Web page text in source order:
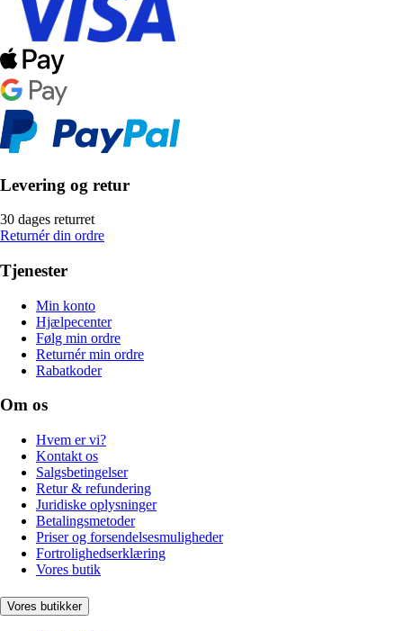
Levering og retur
30 dages returret
Returnér din ordre
Tjenester
Min konto
Hjælpecenter
Følg min ordre
Returnér min ordre
Rabatkoder
Om os
Hvem er vi?
Kontakt os
Salgsbetingelser
Retur & refundering
Juridiske oplysninger
Betalingsmetoder
Priser og forsendelsesmuligheder
Fortrolighedserklæring
Vores butik
Vores butikker